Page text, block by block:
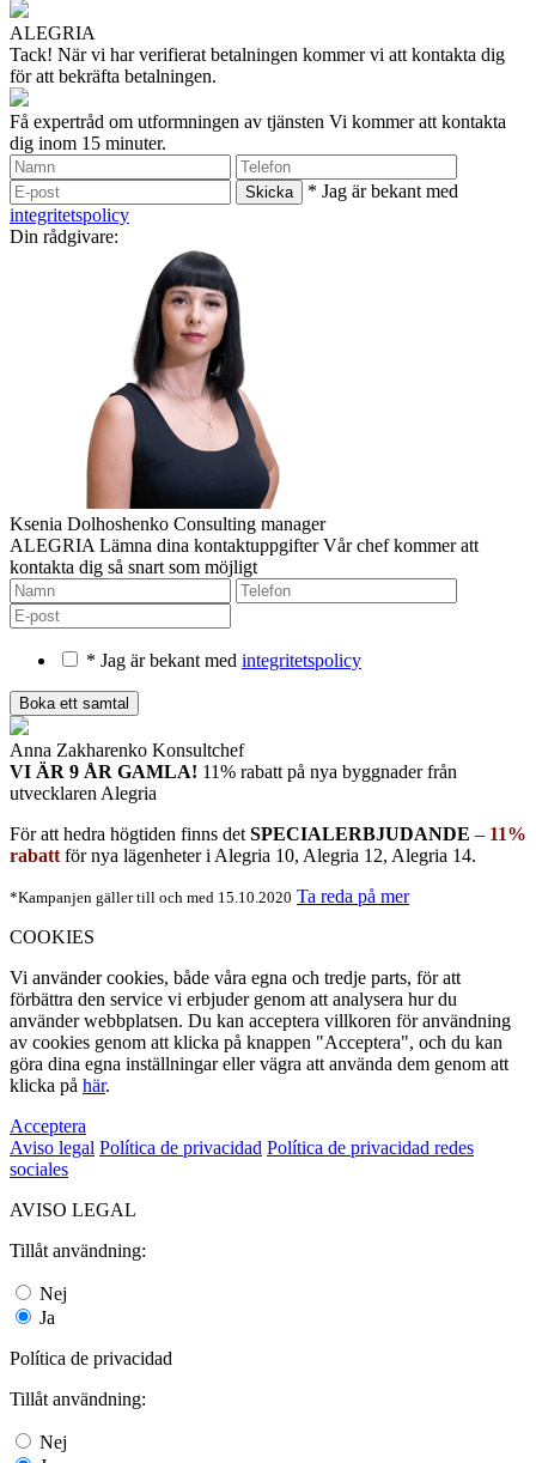
ALEGRIA
Tack! När vi har verifierat betalningen kommer vi att kontakta dig
för att bekräfta betalningen.
Få expertråd om utformningen av tjänsten Vi kommer att kontakta
dig inom 15 minuter.
* Jag är bekant med
integritetspolicy
Din rådgivare:
Ksenia Dolhoshenko Consulting manager
ALEGRIA Lämna dina kontaktuppgifter Vår chef kommer att
kontakta dig så snart som möjligt
* Jag är bekant med integritetspolicy
Anna Zakharenko Konsultchef
VI ÄR 9 ÅR GAMLA! 11% rabatt på nya byggnader från
utvecklaren Alegria
För att hedra högtiden finns det SPECIALERBJUDANDE – 11%
rabatt för nya lägenheter i Alegria 10, Alegria 12, Alegria 14.
*Kampanjen gäller till och med 15.10.2020 Ta reda på mer
COOKIES
Vi använder cookies, både våra egna och tredje parts, för att
förbättra den service vi erbjuder genom att analysera hur du
använder webbplatsen. Du kan acceptera villkoren för användning
av cookies genom att klicka på knappen "Acceptera", och du kan
göra dina egna inställningar eller vägra att använda dem genom att
klicka på här.
Acceptera
Aviso legal Política de privacidad Política de privacidad redes
sociales
AVISO LEGAL
Tillåt användning:
Nej
Ja
Política de privacidad
Tillåt användning:
Nej